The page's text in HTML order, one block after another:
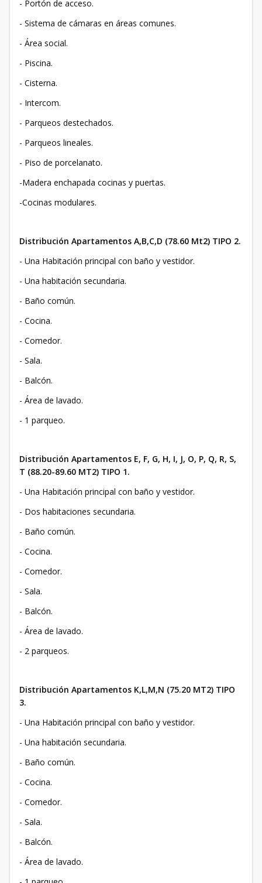
- Portón de acceso.
- Sistema de cámaras en áreas comunes.
- Área social.
- Piscina.
- Cisterna.
- Intercom.
- Parqueos destechados.
- Parqueos lineales.
- Piso de porcelanato.
-Madera enchapada cocinas y puertas.
-Cocinas modulares.
Distribución Apartamentos A,B,C,D (78.60 Mt2) TIPO 2.
- Una Habitación principal con baño y vestidor.
- Una habitación secundaria.
- Baño común.
- Cocina.
- Comedor.
- Sala.
- Balcón.
- Área de lavado.
- 1 parqueo.
Distribución Apartamentos E, F, G, H, I, J, O, P, Q, R, S,
T (88.20-89.60 MT2) TIPO 1.
- Una Habitación principal con baño y vestidor.
- Dos habitaciones secundaria.
- Baño común.
- Cocina.
- Comedor.
- Sala.
- Balcón.
- Área de lavado.
- 2 parqueos.
Distribución Apartamentos K,L,M,N (75.20 MT2) TIPO
3.
- Una Habitación principal con baño y vestidor.
- Una habitación secundaria.
- Baño común.
- Cocina.
- Comedor.
- Sala.
- Balcón.
- Área de lavado.